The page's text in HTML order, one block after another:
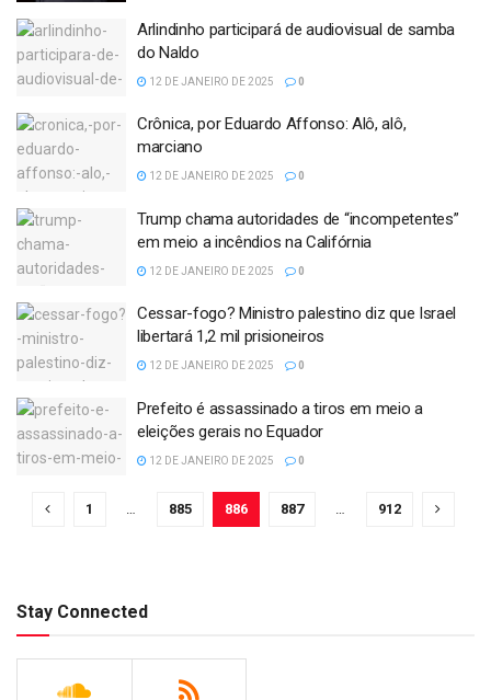
Arlindinho participará de audiovisual de samba
do Naldo
12 DE JANEIRO DE 2025 0
Crônica, por Eduardo Affonso: Alô, alô,
marciano
12 DE JANEIRO DE 2025 0
Trump chama autoridades de “incompetentes”
em meio a incêndios na Califórnia
12 DE JANEIRO DE 2025 0
Cessar-fogo? Ministro palestino diz que Israel
libertará 1,2 mil prisioneiros
12 DE JANEIRO DE 2025 0
Prefeito é assassinado a tiros em meio a
eleições gerais no Equador
12 DE JANEIRO DE 2025 0
1 … 885 886 887 … 912
Stay Connected